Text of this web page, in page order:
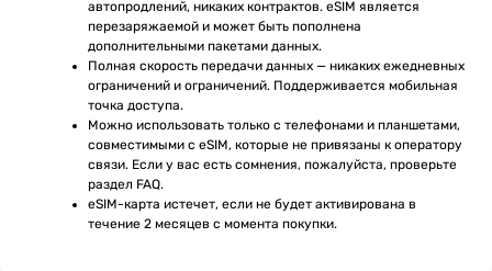
автопродлений, никаких контрактов. eSIM является
перезаряжаемой и может быть пополнена
дополнительными пакетами данных.
Полная скорость передачи данных — никаких ежедневных
ограничений и ограничений. Поддерживается мобильная
точка доступа.
Можно использовать только с телефонами и планшетами,
совместимыми с eSIM, которые не привязаны к оператору
связи. Если у вас есть сомнения, пожалуйста, проверьте
раздел FAQ.
eSIM-карта истечет, если не будет активирована в
течение 2 месяцев с момента покупки.